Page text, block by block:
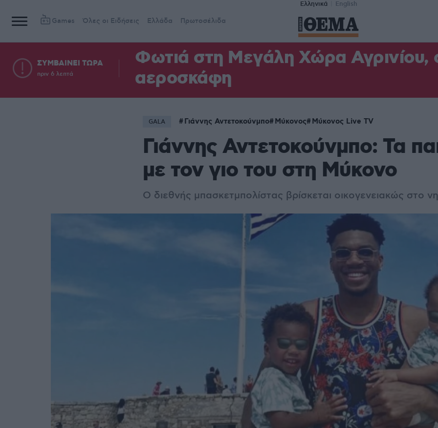
Ελληνικά English
Games Όλες οι Ειδήσεις Ελλάδα Πρωτοσέλιδα
ΣΥΜΒΑΙΝΕΙ ΤΩΡΑ
πριν 6 λεπτά
Φωτιά στη Μεγάλη Χώρα Αγρινίου,
αεροσκάφη
GALA Γιάννης Αντετοκούνμπο Μύκονος Μύκονος Live TV
Γιάννης Αντετοκούνμπο: Τα
με τον γιο του στη Μύκονο
Ο διεθνής μπασκετμπολίστας βρίσκεται οικογενειακώς στο